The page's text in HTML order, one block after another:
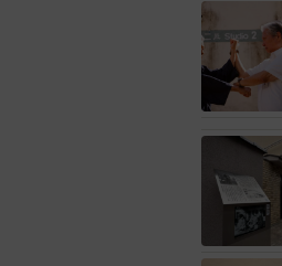
い。「
私の
ー・キュ
まさに「
で、上
そこか
の劇場で